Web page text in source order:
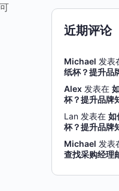
近期评论
Michael 发表
纸杯？提升品
Alex 发表在
杯？提升品牌
Lan 发表在 如
杯？提升品牌
Michael 发表
查找采购经理